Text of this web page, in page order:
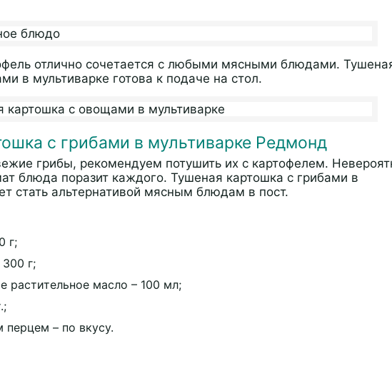
отлично сочетается с любыми мясными блюдами.
в мультиварке готова к подаче на стол.
с грибами в мультиварке Редмонд
грибы, рекомендуем потушить их с картофелем.
блюда поразит каждого. Тушеная картошка с грибами в
стать альтернативой мясным блюдам в пост.
г;
г;
растительное масло – 100 мл;
– по вкусу.